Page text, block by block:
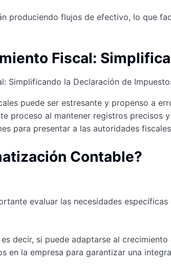
produciendo flujos de efectivo, lo que
Fiscal:
puede ser estresante y propenso a
proceso al mantener registros
para presentar a las autoridades
Contable?
evaluar las necesidades
decir, si puede adaptarse al
en la empresa para garantizar una